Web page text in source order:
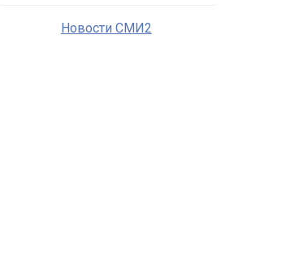
Новости СМИ2